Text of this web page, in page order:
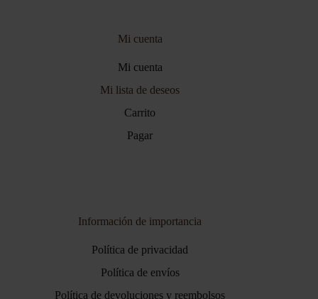
Mi cuenta
Mi cuenta
Mi lista de deseos
Carrito
Pagar
Información de importancia
Política de privacidad
Política de envíos
Política de devoluciones y reembolsos